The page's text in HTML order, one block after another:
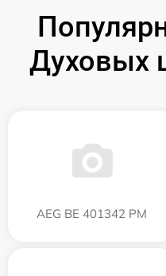
Духовых
AEG BE 401342 PM